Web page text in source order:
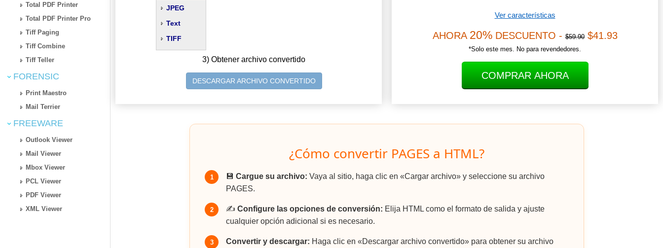
Total PDF Printer
Total PDF Printer Pro
Tiff Paging
Tiff Combine
Tiff Teller
FORENSIC
Print Maestro
Mail Terrier
FREEWARE
Outlook Viewer
Mail Viewer
Mbox Viewer
PCL Viewer
PDF Viewer
XML Viewer
JPEG
Text
TIFF
3) Obtener archivo convertido
DESCARGAR ARCHIVO CONVERTIDO
Ver características
AHORA 20%DESCUENTO -$59.90$41.93
*Solo este mes. No para revendedores.
COMPRAR AHORA
¿Cómo convertir PAGES a HTML?
1 💾 Cargue su archivo: Vaya al sitio, haga clic en «Cargar archivo» y seleccione su archivo
PAGES.
2 ✍️ Configure las opciones de conversión: Elija HTML como el formato de salida y ajuste
cualquier opción adicional si es necesario.
3 Convertir y descargar: Haga clic en «Descargar archivo convertido» para obtener su archivo